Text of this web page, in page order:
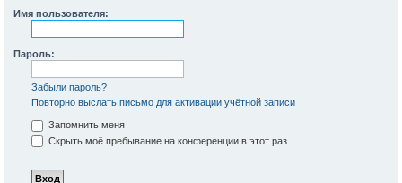
Имя пользователя:
Пароль:
Забыли пароль?
Повторно выслать письмо для активации учётной записи
Запомнить меня
Скрыть моё пребывание на конференции в этот раз